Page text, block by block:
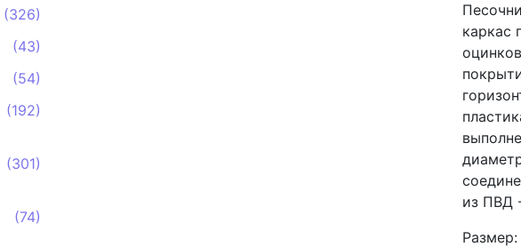
каркас
из ПВД
(326)
(43)
(54)
(192)
(301)
(74)